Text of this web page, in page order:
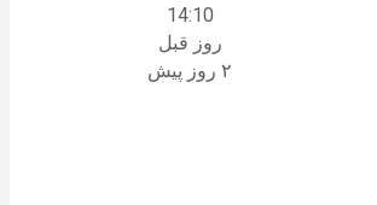
14:10
روز قبل
۲ روز پیش